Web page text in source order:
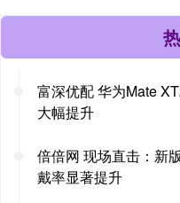
富深优配 华为Mate
大幅提升
倍倍网 现场直击：新
戴率显著提升